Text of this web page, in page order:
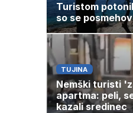
Turistom
so se
TUJINA
Nemški turisti
apartma: peli,
kazali sredinec